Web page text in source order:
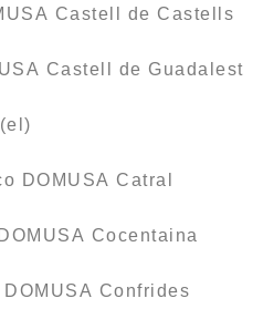
Castell de Castells
Castell de Guadalest
(el)
DOMUSA Catral
Cocentaina
Confrides